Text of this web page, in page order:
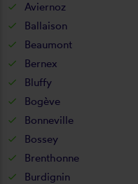
Aviernoz
Ballaison
Beaumont
Bernex
Bluffy
Bogève
Bonneville
Bossey
Brenthonne
Burdignin